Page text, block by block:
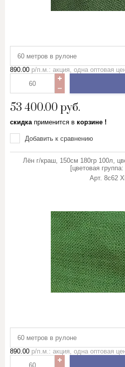
60 метров в рулоне
890.00 р/п.м.: акция, одна оптовая
53 400.00руб.
скидка применится в корзине !
Добавить к сравнению
Лён г/краш, 150см 180гр 100л,
[цветовая
Арт. 8с62
60 метров в рулоне
890.00 р/п.м.: акция, одна оптовая